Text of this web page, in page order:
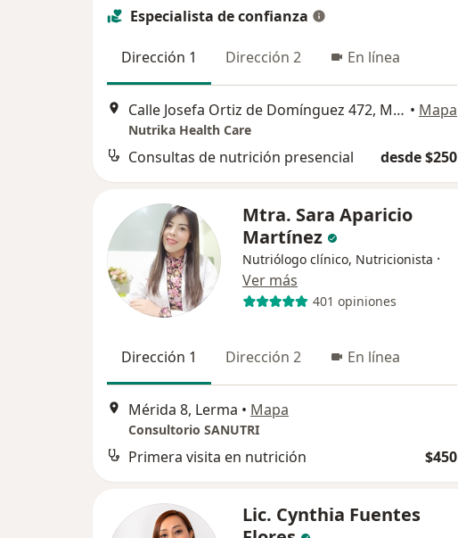
Especialista de confianza
Dirección 1 Dirección 2 En línea
Calle Josefa Ortiz de Domínguez 472, Metepec • Mapa
Nutrika Health Care
Consultas de nutrición presencial desde $250
Mtra. Sara Aparicio
Martínez
Nutriólogo clínico, Nutricionista ·
Ver más
401 opiniones
Dirección 1 Dirección 2 En línea
Mérida 8, Lerma • Mapa
Consultorio SANUTRI
Primera visita en nutrición $450
Lic. Cynthia Fuentes